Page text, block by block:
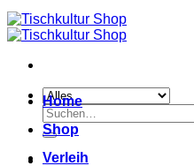
Suchen
nach:
Home
Shop
Verleih